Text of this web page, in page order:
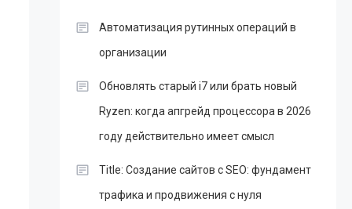
Автоматизация рутинных операций в
организации
Обновлять старый i7 или брать новый
Ryzen: когда апгрейд процессора в 2026
году действительно имеет смысл
Title: Создание сайтов с SEO: фундамент
трафика и продвижения с нуля